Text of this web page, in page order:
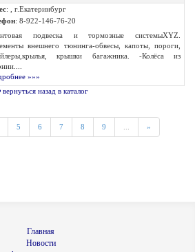
: , г.Екатеринбург
: 8-922-146-76-20
подвеска и тормозные системыXYZ.
внешнего тюнинга-обвесы, капоты, пороги,
крышки багажника. -Колёса из
»»»
вернуться назад в каталог
5 6 7 8 9 »
Главная
Новости